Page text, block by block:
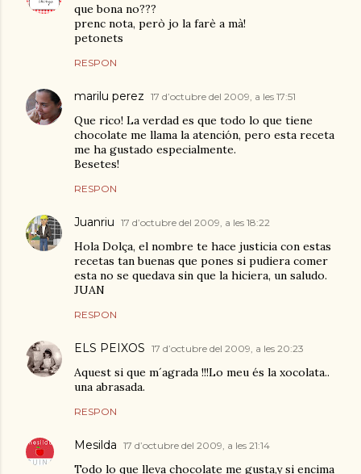
que bona no???
prenc nota, però jo la farè a mà!
petonets
RESPON
marilu perez 17 d’octubre del 2009, a les 17:51
Que rico! La verdad es que todo lo que tiene
chocolate me llama la atención, pero esta receta
me ha gustado especialmente.
Besetes!
RESPON
Juanriu 17 d’octubre del 2009, a les 18:22
Hola Dolça, el nombre te hace justicia con estas
recetas tan buenas que pones si pudiera comer
esta no se quedava sin que la hiciera, un saludo.
JUAN
RESPON
ELS PEIXOS 17 d’octubre del 2009, a les 20:23
Aquest si que m´agrada !!!Lo meu és la xocolata..
una abrasada.
RESPON
Mesilda 17 d’octubre del 2009, a les 21:14
Todo lo que lleva chocolate me gusta,y si encima